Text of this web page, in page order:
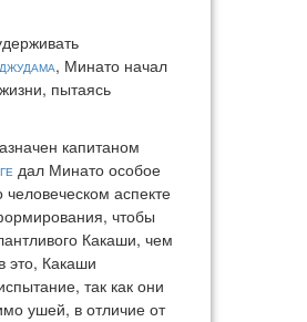
, Минато начал
пытаясь
капитаном
дал Минато особое
аспекте
чтобы
Какаши, чем
это, Какаши
так как они
ушей, в отличие от